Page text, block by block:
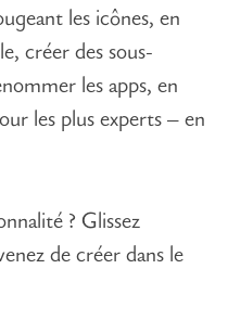
les icônes, en
créer des sous-
les apps, en
les plus experts – en
? Glissez
de créer dans le